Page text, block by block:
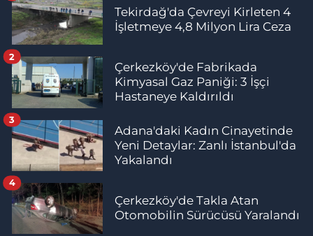
Tekirdağ'da Çevreyi Kirleten 4
İşletmeye 4,8 Milyon Lira Ceza
Çerkezköy'de Fabrikada
Kimyasal Gaz Paniği: 3 İşçi
Hastaneye Kaldırıldı
2
Adana'daki Kadın Cinayetinde
Yeni Detaylar: Zanlı İstanbul'da
Yakalandı
3
Çerkezköy'de Takla Atan
Otomobilin Sürücüsü Yaralandı
4